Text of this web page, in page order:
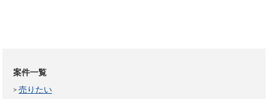
案件一覧
売りたい